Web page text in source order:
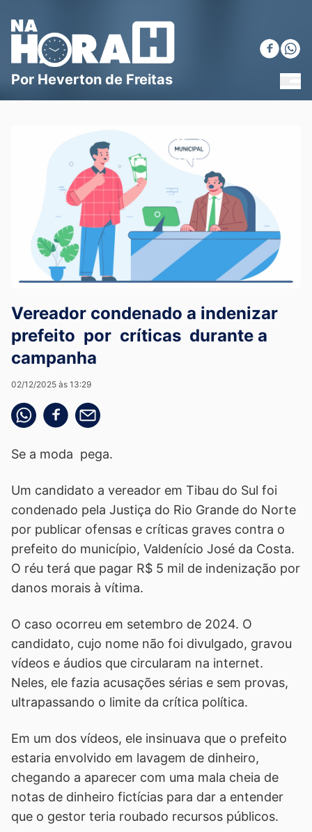
Blog Na Hora H
Por Heverton de Freitas
Vereador condenado a indenizar
prefeito por críticas durante a
campanha
02/12/2025 às 13:29
Compartilhe pelo whatsapp
Compartilhar no facebook
Compartilhe pelo email
Se a moda pega.
Um candidato a vereador em Tibau do Sul foi
condenado pela Justiça do Rio Grande do Norte
por publicar ofensas e críticas graves contra o
prefeito do município, Valdenício José da Costa.
O réu terá que pagar R$ 5 mil de indenização por
danos morais à vítima.
O caso ocorreu em setembro de 2024. O
candidato, cujo nome não foi divulgado, gravou
vídeos e áudios que circularam na internet.
Neles, ele fazia acusações sérias e sem provas,
ultrapassando o limite da crítica política.
Em um dos vídeos, ele insinuava que o prefeito
estaria envolvido em lavagem de dinheiro,
chegando a aparecer com uma mala cheia de
notas de dinheiro fictícias para dar a entender
que o gestor teria roubado recursos públicos.